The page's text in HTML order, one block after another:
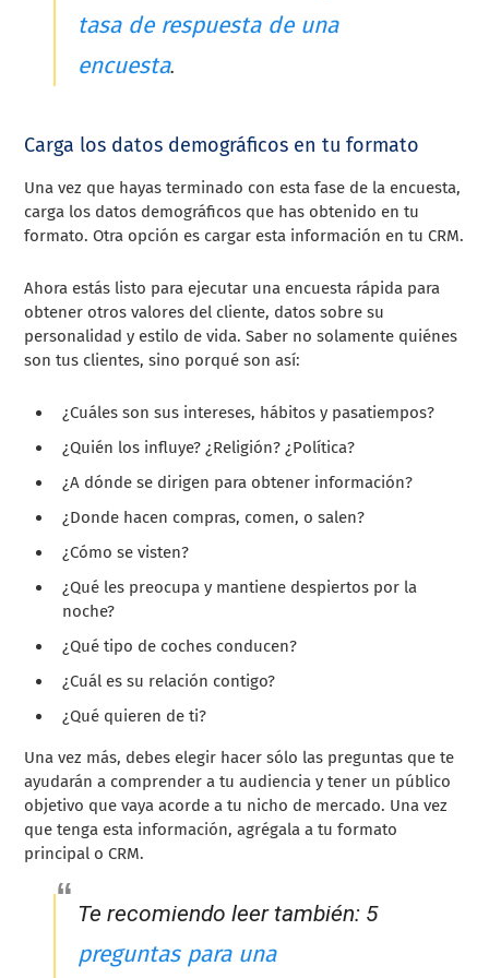
tasa de respuesta de una
encuesta.
Carga los datos demográficos en tu formato
Una vez que hayas terminado con esta fase de la encuesta,
carga los datos demográficos que has obtenido en tu
formato. Otra opción es cargar esta información en tu CRM.
Ahora estás listo para ejecutar una encuesta rápida para
obtener otros valores del cliente, datos sobre su
personalidad y estilo de vida. Saber no solamente quiénes
son tus clientes, sino porqué son así:
¿Cuáles son sus intereses, hábitos y pasatiempos?
¿Quién los influye? ¿Religión? ¿Política?
¿A dónde se dirigen para obtener información?
¿Donde hacen compras, comen, o salen?
¿Cómo se visten?
¿Qué les preocupa y mantiene despiertos por la
noche?
¿Qué tipo de coches conducen?
¿Cuál es su relación contigo?
¿Qué quieren de ti?
Una vez más, debes elegir hacer sólo las preguntas que te
ayudarán a comprender a tu audiencia y tener un público
objetivo que vaya acorde a tu nicho de mercado. Una vez
que tenga esta información, agrégala a tu formato
principal o CRM.
Te recomiendo leer también: 5
preguntas para una